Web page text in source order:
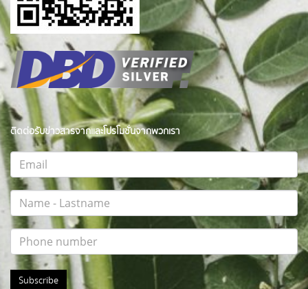
ติดต่อรับข่าวสารจากและโปรโมชั่นจากพวกเรา
Subscribe